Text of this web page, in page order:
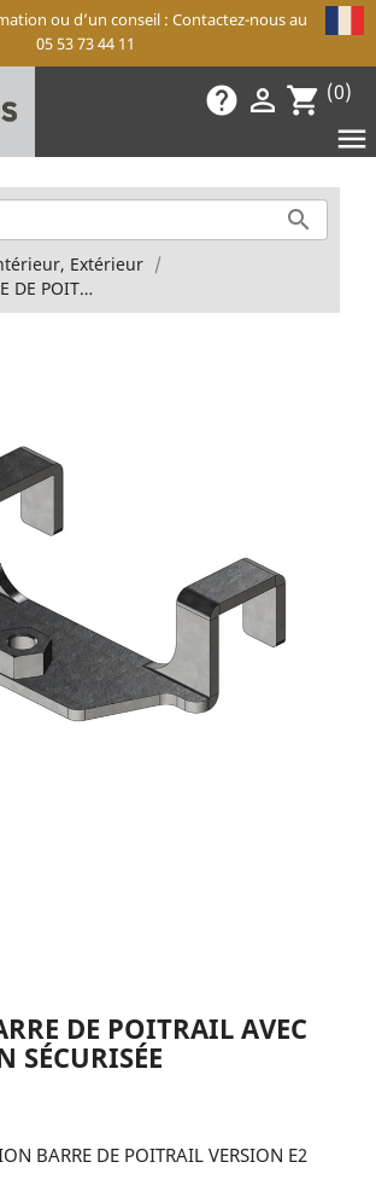
ou d’un conseil : Contactez-nous au
05 53 73 44 11
help  shopping_cart (0)


Extérieur
PLATINE BARRE DE POITRAIL AVEC LIBÉRATION SÉCURISÉE
DE POITRAIL AVEC
SÉCURISÉE
BARRE DE POITRAIL VERSION E2